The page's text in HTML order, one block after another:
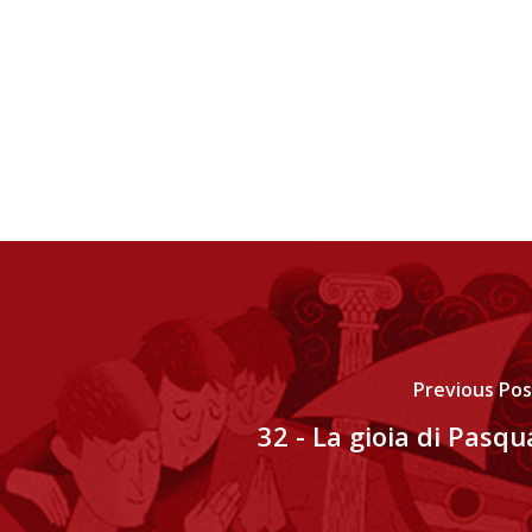
Previous
32 - La gioia di